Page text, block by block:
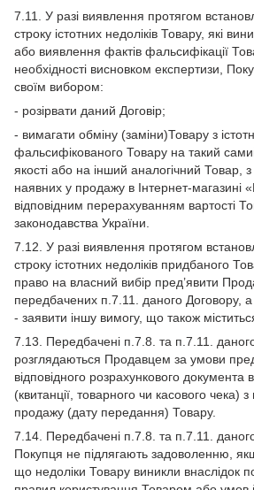
7.11. У разі виявлення протягом
строку істотних недоліків Товару, які
або виявлення фактів фальсифікації
необхідності висновком експертизи,
своїм вибором:
- розірвати даний Договір;
- вимагати обміну (заміни)Товару з
фальсифікованого Товару на такий
якості або на інший аналогічний Товар,
наявних у продажу в Інтернет-магазині
відповідним перерахуванням вартості
законодавства України.
7.12. У разі виявлення протягом
строку істотних недоліків придбаного
право на власний вибір пред’явити
передбачених п.7.11. даного Договору, а
- заявити іншу вимогу, що також
7.13. Передбачені п.7.8. та п.7.11.
розглядаються Продавцем за умови
відповідного розрахункового
(квитанції, товарного чи касового чека)
продажу (дату передання) Товару.
7.14. Передбачені п.7.8. та п.7.11.
Покупця не підлягають задоволенню,
що недоліки Товару виникли внаслідок